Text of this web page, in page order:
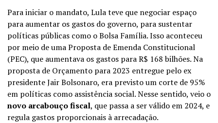
Para iniciar o mandato, Lula teve que negociar espaço
para aumentar os gastos do governo, para sustentar
políticas públicas como o Bolsa Família. Isso aconteceu
por meio de uma Proposta de Emenda Constitucional
(PEC), que aumentava os gastos para R$ 168 bilhões. Na
proposta de Orçamento para 2023 entregue pelo ex
presidente Jair Bolsonaro, era previsto um corte de 95%
em políticas como assistência social. Nesse sentido, veio o
novo arcabouço fiscal, que passa a ser válido em 2024, e
regula gastos proporcionais à arrecadação.